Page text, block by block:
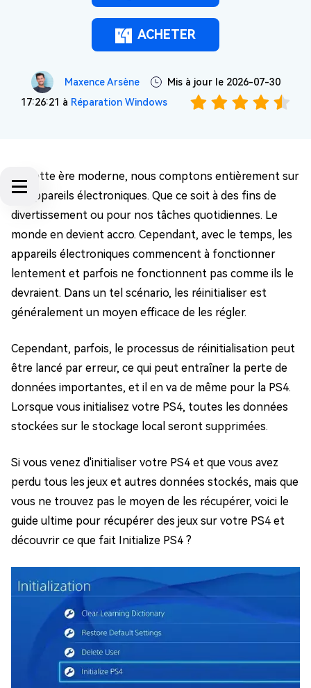
ACHETER
Maxence Arsène
Mis à jour le 2026-07-30
17:26:21 à Réparation Windows
En cette ère moderne, nous comptons entièrement sur
les appareils électroniques. Que ce soit à des fins de
divertissement ou pour nos tâches quotidiennes. Le
monde en devient accro. Cependant, avec le temps, les
appareils électroniques commencent à fonctionner
lentement et parfois ne fonctionnent pas comme ils le
devraient. Dans un tel scénario, les réinitialiser est
généralement un moyen efficace de les régler.
Cependant, parfois, le processus de réinitialisation peut
être lancé par erreur, ce qui peut entraîner la perte de
données importantes, et il en va de même pour la PS4.
Lorsque vous initialisez votre PS4, toutes les données
stockées sur le stockage local seront supprimées.
Si vous venez d'initialiser votre PS4 et que vous avez
perdu tous les jeux et autres données stockés, mais que
vous ne trouvez pas le moyen de les récupérer, voici le
guide ultime pour récupérer des jeux sur votre PS4 et
découvrir ce que fait Initialize PS4 ?